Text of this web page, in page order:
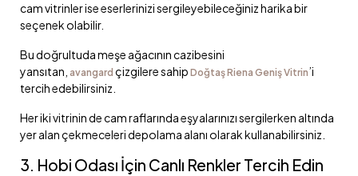
cam vitrinler ise eserlerinizi sergileyebileceğiniz harika bir
seçenek olabilir.
Bu doğrultuda meşe ağacının cazibesini
yansıtan, avangard çizgilere sahip Doğtaş Riena Geniş Vitrin’i
tercih edebilirsiniz.
Her iki vitrinin de cam raflarında eşyalarınızı sergilerken altında
yer alan çekmeceleri depolama alanı olarak kullanabilirsiniz.
3. Hobi Odası İçin Canlı Renkler Tercih Edin